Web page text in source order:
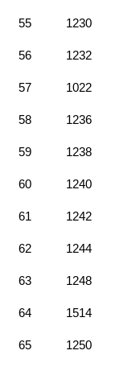
55 1230
56 1232
57 1022
58 1236
59 1238
60 1240
61 1242
62 1244
63 1248
64 1514
65 1250